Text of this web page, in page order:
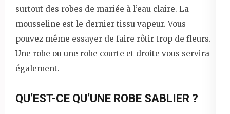
surtout des robes de mariée à l’eau claire. La
mousseline est le dernier tissu vapeur. Vous
pouvez même essayer de faire rôtir trop de fleurs.
Une robe ou une robe courte et droite vous servira
également.
QU’EST-CE QU’UNE ROBE SABLIER ?